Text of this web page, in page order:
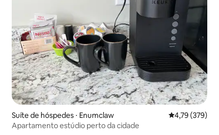
Suíte de hóspedes ⋅ Enumclaw 4,79 de uma
4,79 (379)
Apartamento estúdio perto da cidade